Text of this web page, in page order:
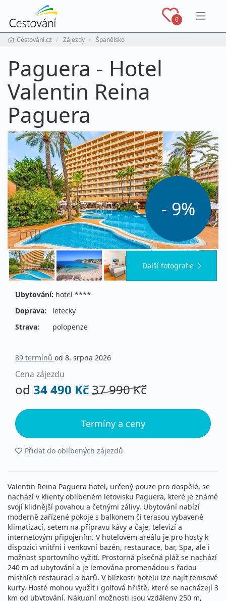
6
Cestování.cz Zájezdy Španělsko
Paguera - Hotel
Valentin Reina
Paguera
- 9%
Další fotografie
Ubytování: hotel ****
Doprava:
letecky
Strava:
polopenze
89 termínů od 8. srpna 2026
Cena zájezdu
od 34 490 Kč37 990 Kč
Termíny a ceny
Přidat do oblíbených zájezdů
Valentin Reina Paguera hotel, určený pouze pro dospělé, se
nachází v klienty oblíbeném letovisku Paguera, které je známé
svojí klidnější povahou a četnými zálivy. Ubytování nabízí
moderně zařízené pokoje s balkonem či terasou vybavené
klimatizací, setem na přípravu kávy a čaje, televizí a
internetovým připojením. V hotelovém areálu je pro hosty k
dispozici vnitřní i venkovní bazén, restaurace, bar, Spa, ale i
možnost sportovního vyžití. Prostorná písečná pláž se nachází
240 m od ubytování a je lemována promenádou s řadou
místních restaurací a barů. V blízkosti hotelu lze najít tenisové
kurty. Hosté mohou využít i golfová hřiště, které se nacházejí 3
km od ubytování. Nákupní možnosti jsou vzdáleny 250 m,